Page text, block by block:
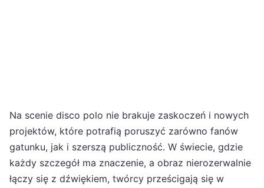
Na scenie disco polo nie brakuje zaskoczeń i nowych
projektów, które potrafią poruszyć zarówno fanów
gatunku, jak i szerszą publiczność. W świecie, gdzie
każdy szczegół ma znaczenie, a obraz nierozerwalnie
łączy się z dźwiękiem, twórcy prześcigają się w